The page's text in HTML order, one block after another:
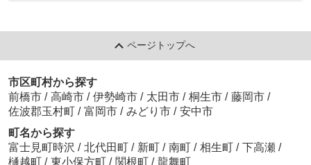
ページトップへ
市区町村から探す
前橋市 / 高崎市 / 伊勢崎市 / 太田市 / 桐生市 / 藤岡市 /
佐波郡玉村町 / 富岡市 / みどり市 / 安中市
町名から探す
富士見町時沢 / 北代田町 / 新町 / 南町 / 相生町 / 下高瀬 /
樋越町 / 東小保方町 / 関根町 / 龍舞町